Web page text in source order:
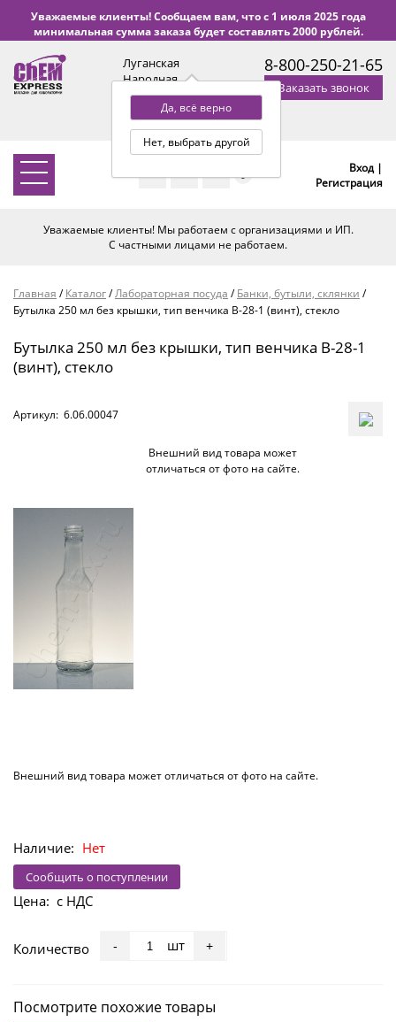
Уважаемые клиенты! Сообщаем вам, что с 1 июля 2025 года
минимальная сумма заказа будет составлять 2000 рублей.
Луганская
Народная
Республика
Да, всё верно
Нет, выбрать другой
с 9:00 до 18:00 по Уфе
(+2 МСК)
8-800-250-21-65
Заказать звонок
0
Вход |
Регистрация
Уважаемые клиенты! Мы работаем с организациями и ИП.
С частными лицами не работаем.
Главная /Каталог/Лабораторная посуда /Банки, бутыли, склянки /
Бутылка 250 мл без крышки, тип венчика В-28-1 (винт), стекло
Бутылка 250 мл без крышки, тип венчика В-28-1
(винт), стекло
Артикул: 6.06.00047
Внешний вид товара может
отличаться от фото на сайте.
Внешний вид товара может отличаться от фото на сайте.
Наличие: Нет
Сообщить о поступлении
Цена: с НДС
Количество - шт +
Посмотрите похожие товары